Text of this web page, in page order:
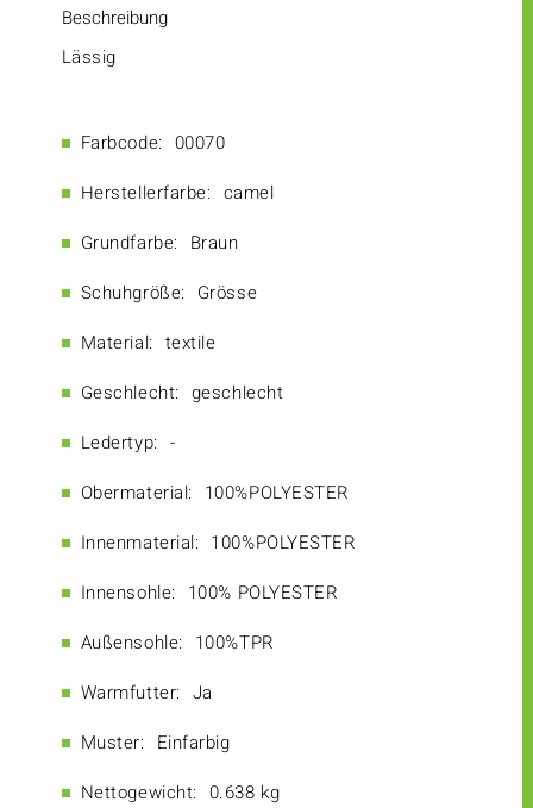
Beschreibung
Lässig
Farbcode: 00070
Herstellerfarbe: camel
Grundfarbe: Braun
Schuhgröße: Grösse
Material: textile
Geschlecht: geschlecht
Ledertyp: -
Obermaterial: 100%POLYESTER
Innenmaterial: 100%POLYESTER
Innensohle: 100% POLYESTER
Außensohle: 100%TPR
Warmfutter: Ja
Muster: Einfarbig
Nettogewicht: 0.638 kg